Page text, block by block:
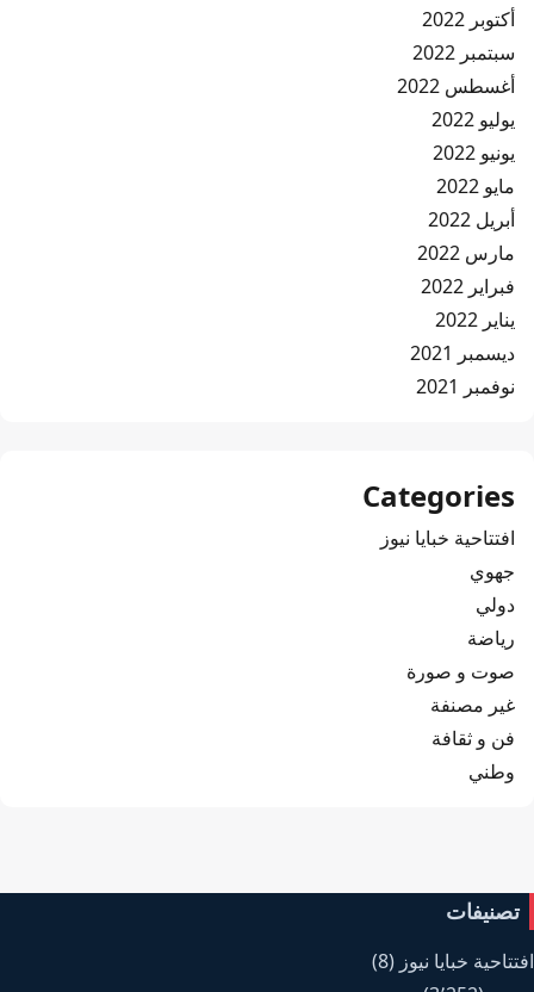
أكتوبر 2022
سبتمبر 2022
أغسطس 2022
يوليو 2022
يونيو 2022
مايو 2022
أبريل 2022
مارس 2022
فبراير 2022
يناير 2022
ديسمبر 2021
نوفمبر 2021
Categories
افتتاحية خبايا نيوز
جهوي
دولي
رياضة
صوت و صورة
غير مصنفة
فن و ثقافة
وطني
تصنيفات
افتتاحية خبايا نيوز (8)